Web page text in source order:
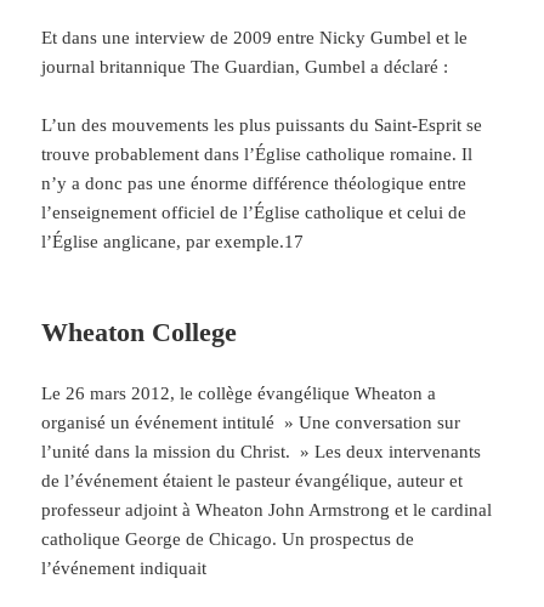
Et dans une interview de 2009 entre Nicky Gumbel et le
journal britannique The Guardian, Gumbel a déclaré :
L’un des mouvements les plus puissants du Saint-Esprit se
trouve probablement dans l’Église catholique romaine. Il
n’y a donc pas une énorme différence théologique entre
l’enseignement officiel de l’Église catholique et celui de
l’Église anglicane, par exemple.17
Wheaton College
Le 26 mars 2012, le collège évangélique Wheaton a
organisé un événement intitulé » Une conversation sur
l’unité dans la mission du Christ. » Les deux intervenants
de l’événement étaient le pasteur évangélique, auteur et
professeur adjoint à Wheaton John Armstrong et le cardinal
catholique George de Chicago. Un prospectus de
l’événement indiquait